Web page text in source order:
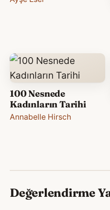
100 Nesnede
Kadınların Tarihi
Annabelle Hirsch
Değerlendirme